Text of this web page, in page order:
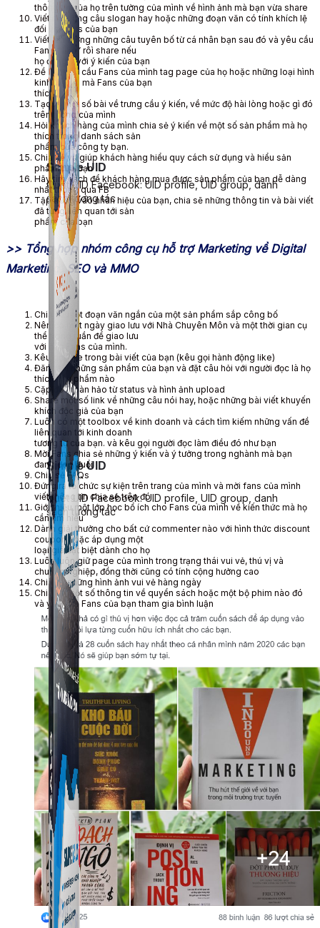
Simple UID
Quét UID Facebook: UID profile, UID group, danh
sách tương tác
Simple Zalo
Hỗ trợ kết bạn, gửi tin nhắn chăm sóc khách hàng trên
Zalo.
Simple UID
Quét UID Facebook: UID profile, UID group, danh
sách tương tác
thông tin của họ trên tường của mình về hình ảnh mà bạn vừa share
Viết ra những câu slogan hay hoặc những đoạn văn có tính khích lệ
đối với Fans của bạn
Viết lên tường những câu tuyên bố từ cá nhân bạn sau đó và yêu cầu
Fans “ like” rôì share nếu
họ đồng ý với ý kiến của bạn
Đề bạt yêu cầu Fans của mình tag page của họ hoặc những loại hình
kinh doanh mà Fans của bạn
thích
Tạo ra một số bài về trưng cầu ý kiến, về mức độ hài lòng hoặc gì đó
trên tường của mình
Hỏi khách hàng của mình chia sẻ ý kiến về một số sản phẩm mà họ
thích trong danh sách sản
phẩm của công ty bạn.
Chia sẻ và giúp khách hàng hiểu quy cách sử dụng và hiểu sản
phẩm của bạn
Hãy tìm cách để khách hàng mua được sản phẩm của bạn dễ dàng
nhất thông qua FB
Tập trung vào nhãn hiệu của bạn, chia sẽ những thông tin và bài viết
đã từng liên quan tới sản
phẩm của bạn
>> Tổng hợp nhóm công cụ hỗ trợ Marketing về Digital
Marketing, SEO và MMO
Chia sẻ một đoạn văn ngắn của một sản phẩm sắp công bố
Nên có một ngày giao lưu với Nhà Chuyên Môn và một thời gian cụ
thể trong tuần để giao lưu
với các Fans của mình.
Kêu gọi like trong bài viết của bạn (kêu gọi hành động like)
Đăng tải những sản phẩm của bạn và đặt câu hỏi với người đọc là họ
thích sản phẩm nào
Cặp đôi hoàn hảo từ status và hình ảnh upload
Share một số link về những câu nói hay, hoặc những bài viết khuyến
khích độc giả của bạn
Luôn có một toolbox về kinh doanh và cách tìm kiếm những vấn đề
liên quan tới kinh doanh
tương tự của bạn. và kêu gọi người đọc làm điều đó như bạn
Mời Fans chia sẻ những ý kiến và ý tưởng trong nghành mà bạn
đang đeo đuổi
Chia sẻ FAQs
Đứng ra tổ chức sự kiện trên trang của mình và mời fans của mình
viết thông tin chia sẻ trên đó
Giới thiệu một lớp học bổ ích cho Fans của mình về kiến thức mà họ
cần tìm hiểu
Dành giải thưởng cho bất cứ commenter nào với hình thức discount
coupon hoặc áp dụng một
loại giá đặt biệt dành cho họ
Luôn luôn giữ page của mình trong trạng thái vui vẻ, thú vị và
chuyên nghiệp, đồng thời cũng có tính cộng hưởng cao
Chia sẻ những hình ảnh vui vẻ hàng ngày
Chia sẻ một số thông tin về quyển sách hoặc một bộ phim nào đó
và yêu cầu Fans của bạn tham gia bình luận